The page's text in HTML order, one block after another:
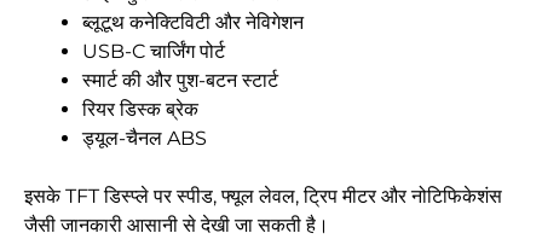
ब्लूटूथ कनेक्टिविटी और नेविगेशन
USB-C चार्जिंग पोर्ट
स्मार्ट की और पुश-बटन स्टार्ट
रियर डिस्क ब्रेक
ड्यूल-चैनल ABS
इसके TFT डिस्प्ले पर स्पीड, फ्यूल लेवल, ट्रिप मीटर और नोटिफिकेशंस
जैसी जानकारी आसानी से देखी जा सकती है।